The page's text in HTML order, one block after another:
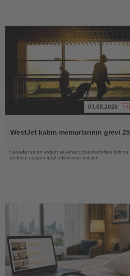
03.08.2026
WestJet kabin memurlarının grevi
Kanada'nın en yoğun seyahat dönemlerinden birinde
yüzlerce uçuşun iptal edilmesine yol açtı